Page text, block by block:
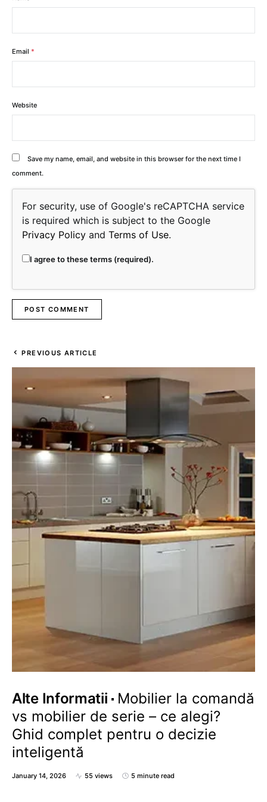
Email *
Website
Save my name, email, and website in this browser for the next time I
comment.
For security, use of Google's reCAPTCHA service
is required which is subject to the Google
Privacy Policy and Terms of Use.
I agree to these terms (required).
PREVIOUS ARTICLE
Alte Informatii
Mobilier la comandă
vs mobilier de serie – ce alegi?
Ghid complet pentru o decizie
inteligentă
January 14, 2026 55 views 5 minute read